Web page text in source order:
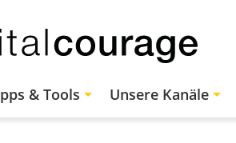
& Tools Unsere Kanäle